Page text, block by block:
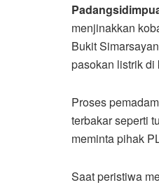
menjinakkan
Bukit
pasokan listrik di
Proses
terbakar seperti
meminta pihak
Saat peristiwa